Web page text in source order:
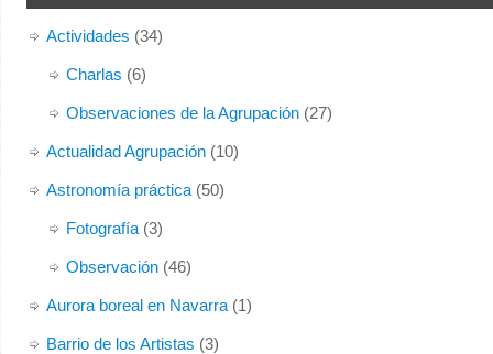
Actividades (34)
Charlas (6)
Observaciones de la Agrupación(27)
Actualidad Agrupación(10)
Astronomía práctica(50)
Fotografía(3)
Observación(46)
Aurora boreal en Navarra(1)
Barrio de los Artistas (3)